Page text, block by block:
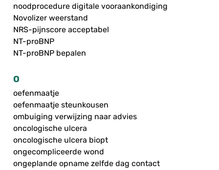
noodprocedure digitale vooraankondiging
Novolizer weerstand
NRS-pijnscore acceptabel
NT-proBNP
NT-proBNP bepalen
O
oefenmaatje
oefenmaatje steunkousen
ombuiging verwijzing naar advies
oncologische ulcera
oncologische ulcera biopt
ongecompliceerde wond
ongeplande opname zelfde dag contact